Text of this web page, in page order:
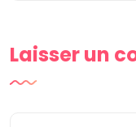
Laisser un